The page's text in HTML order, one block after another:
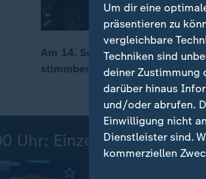
00:17 02:11
Am 14. September wählt NRW-
stimmberechtigt. In
Uhr: Einzelbeiträge
Um dir eine
präsentieren zu
vergleichbare
Techniken sind
deiner Zustimmung
darüber hinaus
und/oder abrufen.
Einwilligung nicht
Dienstleister sind.
kommerziellen